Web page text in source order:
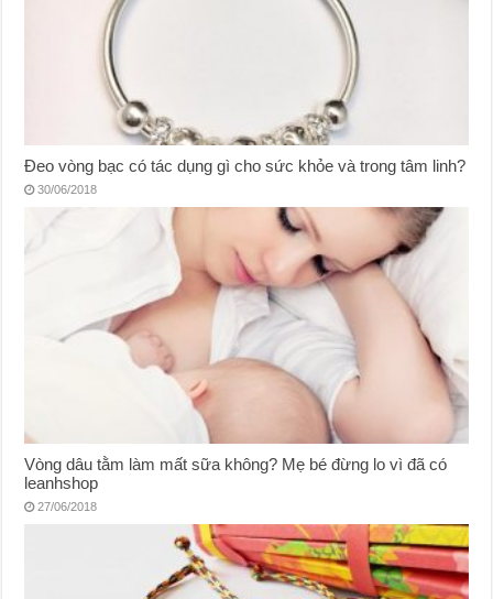
Đeo vòng bạc có tác dụng gì cho sức khỏe và trong tâm linh?
30/06/2018
Vòng dâu tằm làm mất sữa không? Mẹ bé đừng lo vì đã có
leanhshop
27/06/2018